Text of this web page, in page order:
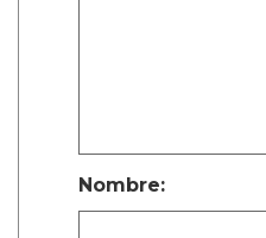
Nombre: